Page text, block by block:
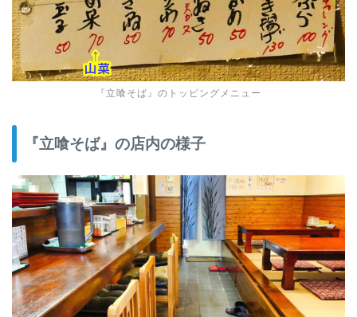
『立喰そば』のトッピングメニュー
『立喰そば』の店内の様子